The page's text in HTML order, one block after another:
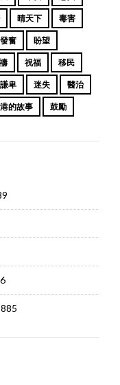
晴天下 毒害
發奮 盼望
祝福 移民
謙卑 迷失 醫治
的故事 鼓勵